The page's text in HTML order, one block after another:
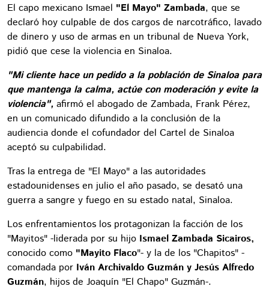
El capo mexicano Ismael "El Mayo" Zambada, que se
declaró hoy culpable de dos cargos de narcotráfico, lavado
de dinero y uso de armas en un tribunal de Nueva York,
pidió que cese la violencia en Sinaloa.
"Mi cliente hace un pedido a la población de Sinaloa para
que mantenga la calma, actúe con moderación y evite la
violencia", afirmó el abogado de Zambada, Frank Pérez,
en un comunicado difundido a la conclusión de la
audiencia donde el cofundador del Cartel de Sinaloa
aceptó su culpabilidad.
Tras la entrega de "El Mayo" a las autoridades
estadounidenses en julio el año pasado, se desató una
guerra a sangre y fuego en su estado natal, Sinaloa.
Los enfrentamientos los protagonizan la facción de los
"Mayitos" -liderada por su hijo Ismael Zambada Sicairos,
conocido como "Mayito Flaco"- y la de los "Chapitos" -
comandada por Iván Archivaldo Guzmán y Jesús Alfredo
Guzmán, hijos de Joaquín "El Chapo" Guzmán-.